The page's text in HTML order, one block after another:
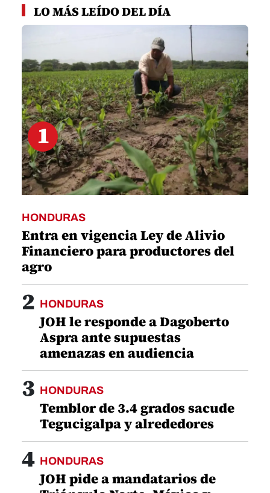
secondsLO MÁS LEÍDO DEL DÍA
1
HONDURAS
Entra en vigencia Ley de Alivio
Financiero para productores del
agro
2 HONDURAS
JOH le responde a Dagoberto
Aspra ante supuestas
amenazas en audiencia
3 HONDURAS
Temblor de 3.4 grados sacude
Tegucigalpa y alrededores
4 HONDURAS
JOH pide a mandatarios de